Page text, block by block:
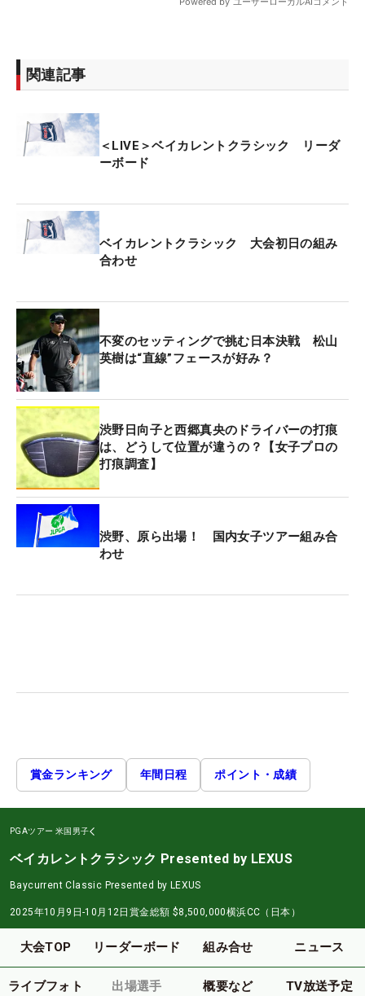
関連記事
＜LIVE＞ベイカレントクラシック リーダ
ーボード
ベイカレントクラシック 大会初日の組み
合わせ
不変のセッティングで挑む日本決戦 松山
英樹は“直線”フェースが好み？
渋野日向子と西郷真央のドライバーの打痕
は、どうして位置が違うの？【女子プロの
打痕調査】
渋野、原ら出場！ 国内女子ツアー組み合
わせ
賞金ランキング 年間日程 ポイント・成績
PGAツアー 米国男子
ベイカレントクラシック Presented by LEXUS
Baycurrent Classic Presented by LEXUS
2025年10月9日-10月12日 賞金総額 $8,500,000横浜CC（日本）
大会TOP リーダーボード 組み合せ ニュース
ライブフォト 出場選手 概要など TV放送予定